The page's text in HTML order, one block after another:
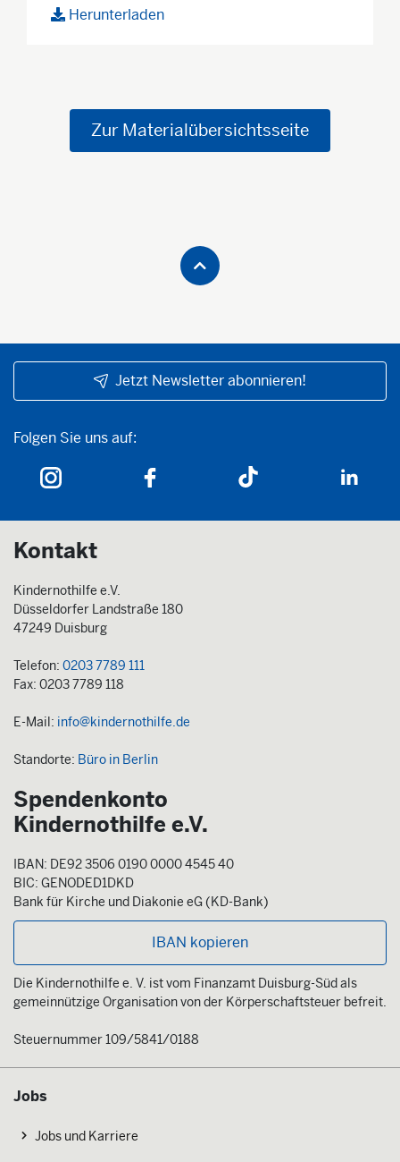
Herunterladen
Zur Materialübersichtsseite
Jetzt Newsletter abonnieren!
Folgen Sie uns auf:
Folgen Sie uns auf:
Kontakt
Kindernothilfe e.V.
Düsseldorfer Landstraße 180
47249 Duisburg
Telefon: 0203 7789 111
Fax: 0203 7789 118
E-Mail: info@kindernothilfe.de
Standorte: Büro in Berlin
Spendenkonto
Kindernothilfe e.V.
IBAN: DE92 3506 0190 0000 4545 40
BIC: GENODED1DKD
Bank für Kirche und Diakonie eG (KD-Bank)
IBAN kopieren
Die Kindernothilfe e. V. ist vom Finanzamt Duisburg-Süd als
gemeinnützige Organisation von der Körperschaftsteuer befreit.
Steuernummer 109/5841/0188
Jobs
Jobs und Karriere